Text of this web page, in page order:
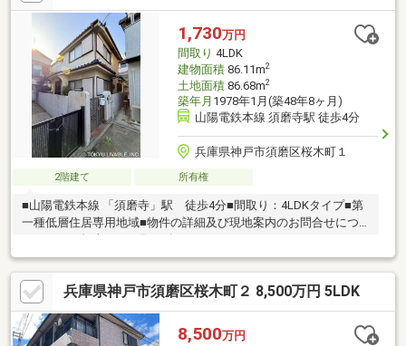
1,730万円
間取り 4LDK
建物面積86.11m2
土地面積86.68m2
築年月 1978年1月(築48年8ヶ月)
山陽電鉄本線 須磨寺駅 徒歩4分
兵庫県神戸市須磨区桜木町１
2階建て 所有権
■山陽電鉄本線 「須磨寺」駅 徒歩4分■間取り：4LDKタイプ■第
一種低層住居専用地域■物件の詳細及び現地案内のお問合せにつ
168）
兵庫県神戸市須磨区桜木町２ 8,500万円 5LDK
8,500万円